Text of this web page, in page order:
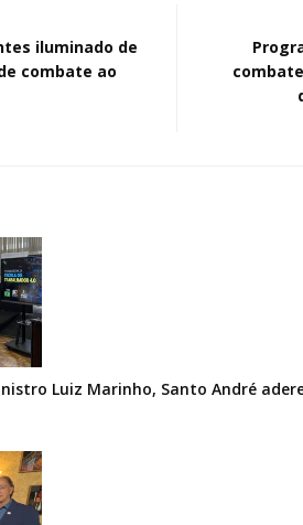
iluminado de
combate ao
Luiz Marinho, Santo André